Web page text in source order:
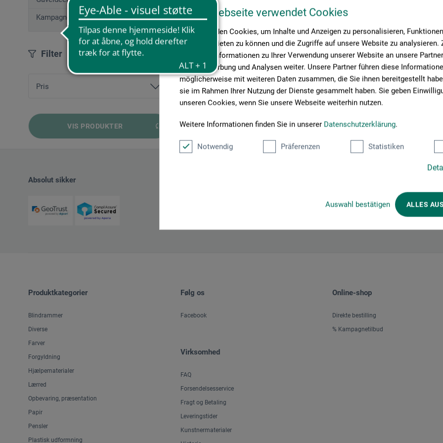
Diese Webseite verwendet Cookies
Wir verwenden Cookies, um Inhalte und Anzeigen zu personalisieren,
Medien anbieten zu können und die Zugriffe auf unsere Website zu analysieren.
geben wir Informationen zu Ihrer Verwendung unserer Website an unsere
Medien, Werbung und Analysen weiter. Unsere Partner führen diese
möglicherweise mit weiteren Daten zusammen, die Sie ihnen bereitgestellt
sie im Rahmen Ihrer Nutzung der Dienste gesammelt haben. Sie geben
unseren Cookies, wenn Sie unsere Webseite weiterhin nutzen.
Weitere Informationen finden Sie in unserer Datenschutzerklärung.
Notwendig Präferenzen Statistiken
Auswahl bestätigen ALLES
Kampagnetilbud
Filter
Pris
VIS PRODUKTER
Absolut sikker
Produktkategorier
Blindrammer
Diverse
Farver
Forgyldning
Hjælpematerialer
Lærred
Opbevaring, præsentation
Papir
Pensler
Plastisk udformning
Følg os
Facebook
Virksomhed
FAQ
Forsendelsesservice
Fragt og Betaling
Leveringstider
Kunstnermaterialer
Online-shop
Direkte bestilling
% Kampagnetilbud